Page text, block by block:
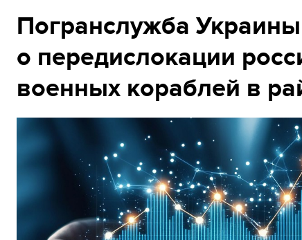
Экономика
Погранслужба
о передислокации
военных кораблей в